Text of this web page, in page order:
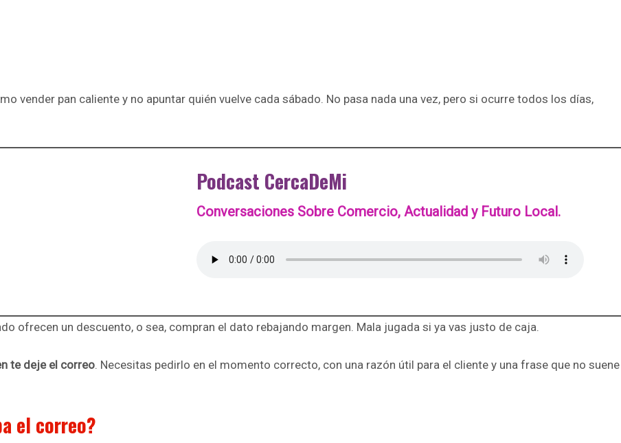
vender pan caliente y no apuntar quién vuelve cada sábado. No pasa nada una vez, pero si ocurre todos los días,
Podcast CercaDeMi
Conversaciones Sobre Comercio, Actualidad y Futuro Local.
ofrecen un descuento, o sea, compran el dato rebajando margen. Mala jugada si ya vas justo de caja.
te deje el correo. Necesitas pedirlo en el momento correcto, con una razón útil para el cliente y una frase que no suene
el correo?